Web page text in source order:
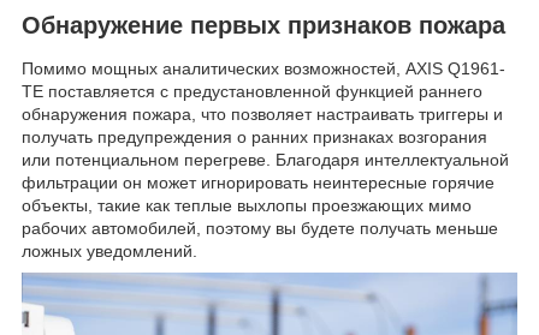
Обнаружение первых признаков пожара
Помимо мощных аналитических возможностей, AXIS Q1961-
TE поставляется с предустановленной функцией раннего
обнаружения пожара, что позволяет настраивать триггеры и
получать предупреждения о ранних признаках возгорания
или потенциальном перегреве. Благодаря интеллектуальной
фильтрации он может игнорировать неинтересные горячие
объекты, такие как теплые выхлопы проезжающих мимо
рабочих автомобилей, поэтому вы будете получать меньше
ложных уведомлений.